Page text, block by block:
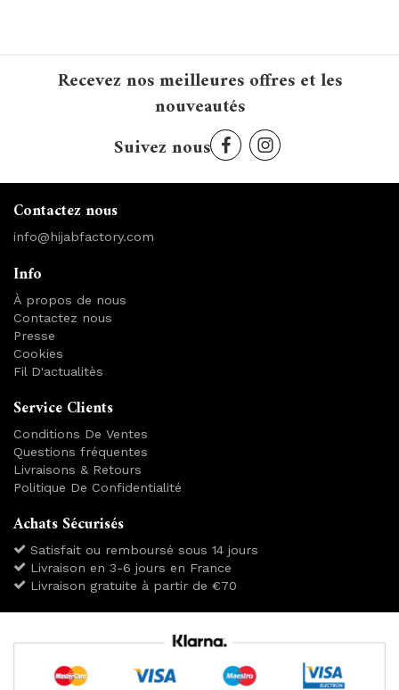
Recevez nos meilleures offres et les
nouveautés
Suivez nous
Contactez nous
info@hijabfactory.com
Info
À propos de nous
Contactez nous
Presse
Cookies
Fil D'actualitès
Service Clients
Conditions De Ventes
Questions fréquentes
Livraisons & Retours
Politique De Confidentialité
Achats Sécurisés
Satisfait ou remboursé sous 14 jours
Livraison en 3-6 jours en France
Livraison gratuite à partir de €70